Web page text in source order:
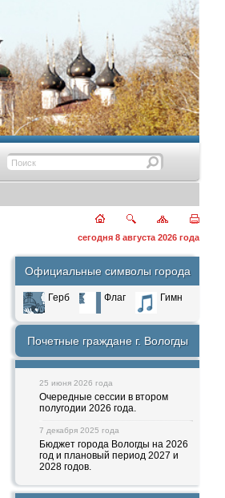
сегодня 8 августа 2026 года
Официальные символы города
Герб Флаг Гимн
Почетные граждане г. Вологды
25 июня 2026 года
Очередные сессии в втором
полугодии 2026 года.
7 декабря 2025 года
Бюджет города Вологды на 2026
год и плановый период 2027 и
2028 годов.